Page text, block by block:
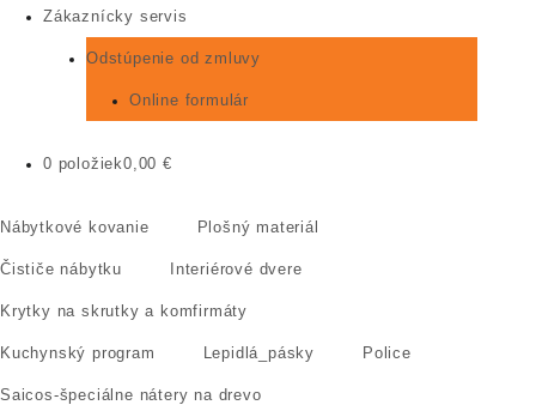
Zákaznícky servis
Odstúpenie od zmluvy
Online formulár
0 položiek0,00 €
Nábytkové kovanie Plošný materiál
Čističe nábytku Interiérové dvere
Krytky na skrutky a komfirmáty
Kuchynský program Lepidlá_pásky Police
Saicos-špeciálne nátery na drevo